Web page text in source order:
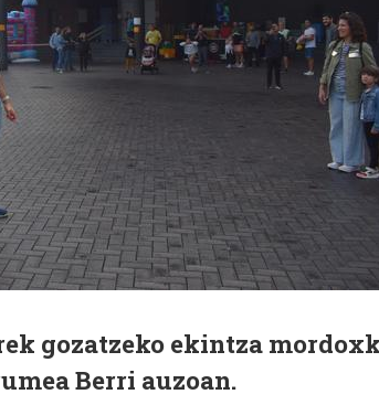
gozatzeko ekintza
Berri auzoan.